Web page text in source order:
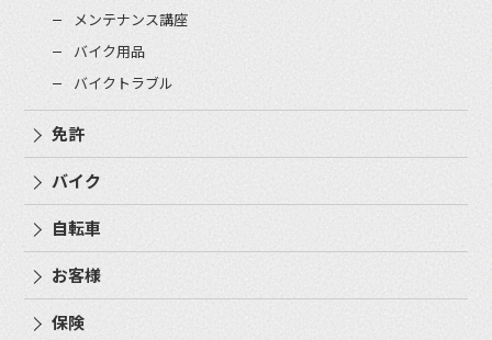
メンテナンス講座
バイク用品
バイクトラブル
免許
バイク
自転車
お客様
保険